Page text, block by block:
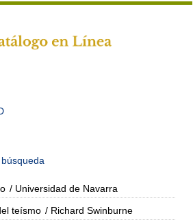
/ Universidad de Navarra
teísmo / Richard Swinburne